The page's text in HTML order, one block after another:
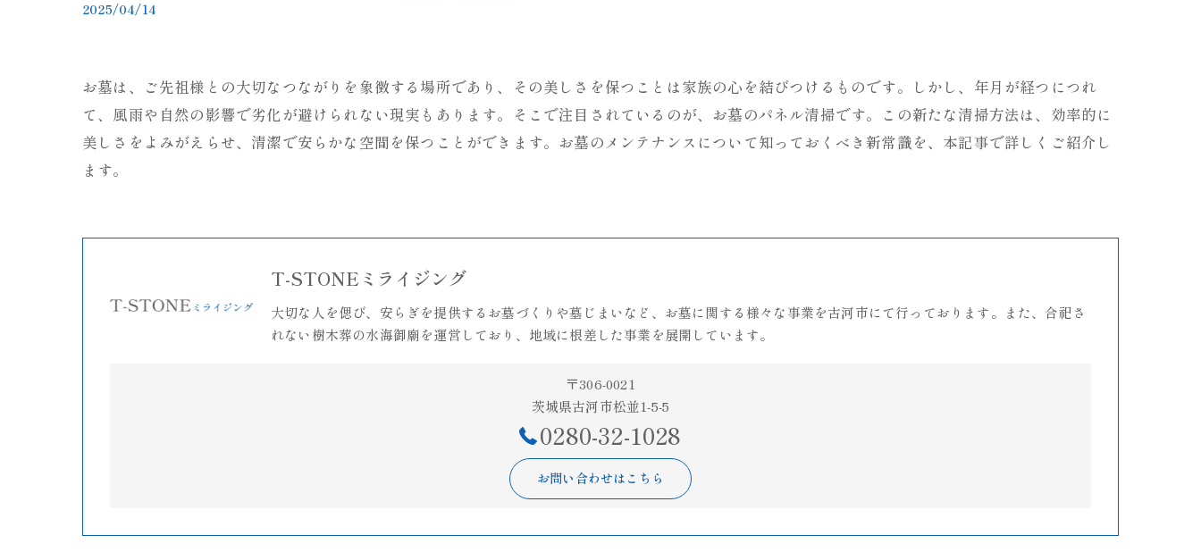
2025/04/14
お墓は、ご先祖様との大切なつながりを象徴する場所であり、その美しさを保つことは家族の心を結びつけるものです。しかし、年月が経つにつれ
て、風雨や自然の影響で劣化が避けられない現実もあります。そこで注目されているのが、お墓のパネル清掃です。この新たな清掃方法は、効率的に
美しさをよみがえらせ、清潔で安らかな空間を保つことができます。お墓のメンテナンスについて知っておくべき新常識を、本記事で詳しくご紹介し
ます。
T-STONEミライジング
大切な人を偲び、安らぎを提供するお墓づくりや墓じまいなど、お墓に関する様々な事業を古河市にて行っております。また、合祀さ
れない樹木葬の水海御廟を運営しており、地域に根差した事業を展開しています。
〒306-0021
茨城県古河市松並1-5-5
0280-32-1028
お問い合わせはこちら